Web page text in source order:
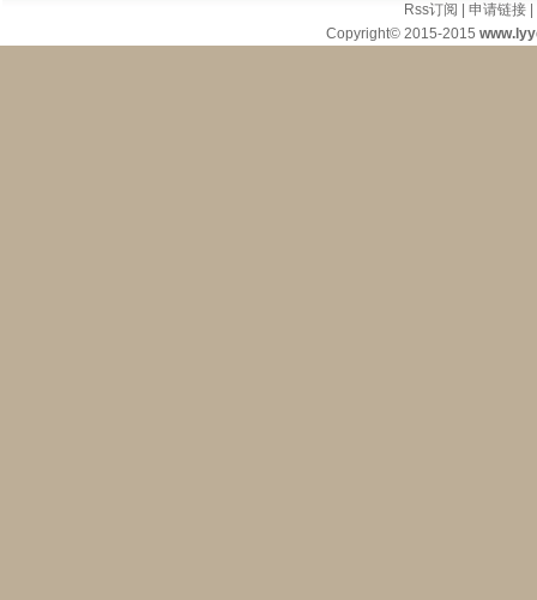
Rss订阅 申请链接
Copyright© 2015-2015